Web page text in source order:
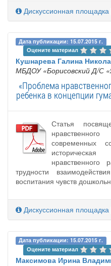
Дискуссионная площадка
Дата публикации: 15.07.2015 г.
Оцените материал
Кушнарева Галина
МБДОУ «Борисовский Д/С
«Проблема
ребенка в концепции
Статья
современных
историческая
нравственного
трудности
воспитания чувств
Дискуссионная площадка
Дата публикации: 15.07.2015 г.
Оцените материал
Максимова Ирина